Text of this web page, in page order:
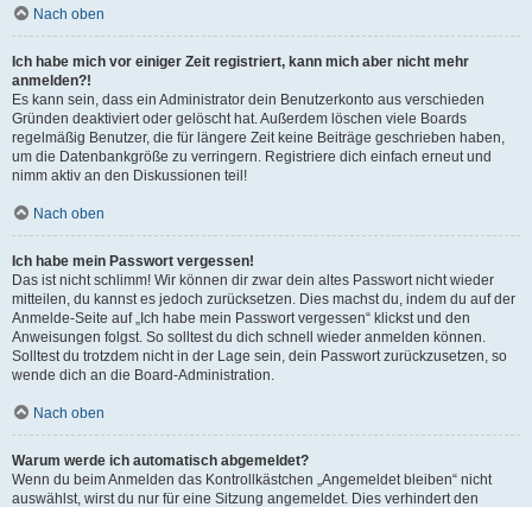
Nach oben
Ich habe mich vor einiger Zeit registriert, kann mich aber nicht mehr
anmelden?!
Es kann sein, dass ein Administrator dein Benutzerkonto aus verschieden
Gründen deaktiviert oder gelöscht hat. Außerdem löschen viele Boards
regelmäßig Benutzer, die für längere Zeit keine Beiträge geschrieben haben,
um die Datenbankgröße zu verringern. Registriere dich einfach erneut und
nimm aktiv an den Diskussionen teil!
Nach oben
Ich habe mein Passwort vergessen!
Das ist nicht schlimm! Wir können dir zwar dein altes Passwort nicht wieder
mitteilen, du kannst es jedoch zurücksetzen. Dies machst du, indem du auf der
Anmelde-Seite auf „Ich habe mein Passwort vergessen“ klickst und den
Anweisungen folgst. So solltest du dich schnell wieder anmelden können.
Solltest du trotzdem nicht in der Lage sein, dein Passwort zurückzusetzen, so
wende dich an die Board-Administration.
Nach oben
Warum werde ich automatisch abgemeldet?
Wenn du beim Anmelden das Kontrollkästchen „Angemeldet bleiben“ nicht
auswählst, wirst du nur für eine Sitzung angemeldet. Dies verhindert den